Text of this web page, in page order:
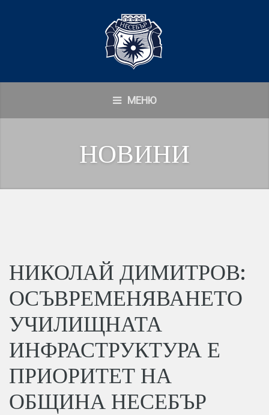
МЕНЮ
НОВИНИ
НИКОЛАЙ ДИМИТРОВ:
ОСЪВРЕМЕНЯВАНЕТО
УЧИЛИЩНАТА
ИНФРАСТРУКТУРА Е
ПРИОРИТЕТ НА
ОБЩИНА НЕСЕБЪР